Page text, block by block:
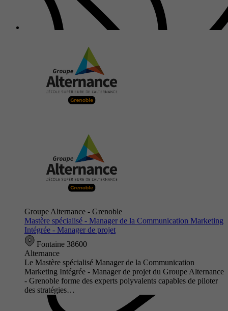
Groupe Alternance - Grenoble
Mastère spécialisé - Manager de la Communication Marketing
Intégrée - Manager de projet
Fontaine 38600
Alternance
Le Mastère spécialisé Manager de la Communication
Marketing Intégrée - Manager de projet du Groupe Alternance
- Grenoble forme des experts polyvalents capables de piloter
des stratégies…